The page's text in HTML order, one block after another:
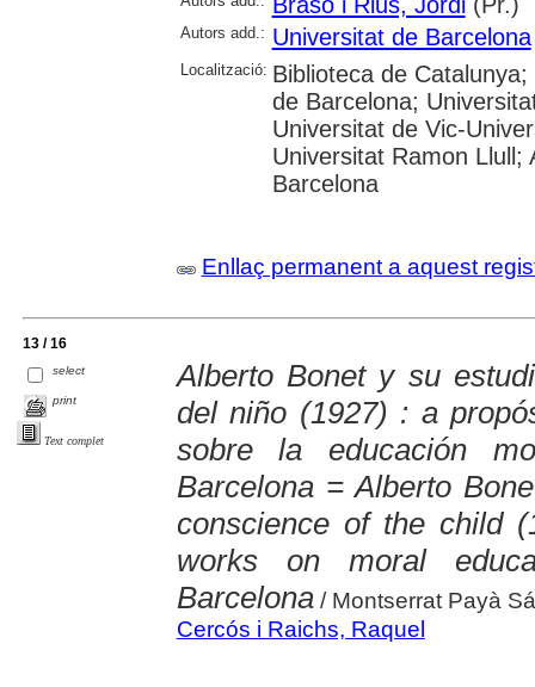
Autors add.: Universitat de Barcelona
Localització: Biblioteca de
de Barcelona;
Universitat de Vic-
Universitat Ramon Llull;
Barcelona
Enllaç permanent a aquest
13 / 16
select
print
Text complet
Alberto Bonet y su
del niño (1927) : a
sobre la educación
Barcelona = Alberto
conscience of the child
works on moral
Barcelona/ Montserrat Payà
Cercós i Raichs, Raquel